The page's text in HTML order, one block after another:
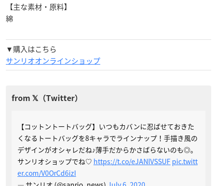
【主な素材・原料】
綿
▼購入はこちら
サンリオオンラインショップ
【コットントートバッグ】いつもカバンに忍ばせておきた
くなるトートバッグを8キャラでラインナップ！手描き風の
デザインがオシャレだね♪薄手だからかさばらないのも◎。
サンリオショップでね♡ https://t.co/eJANlVSSUF pic.twitt
er.com/V0OrCd6izI